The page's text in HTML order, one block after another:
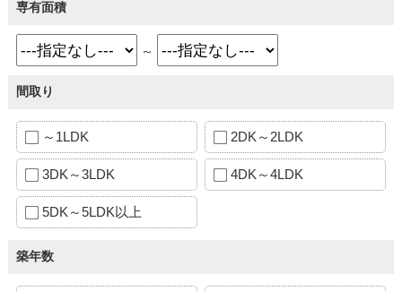
専有面積
～
間取り
～1LDK 2DK～2LDK
3DK～3LDK 4DK～4LDK
5DK～5LDK以上
築年数